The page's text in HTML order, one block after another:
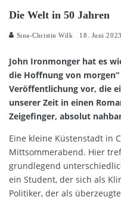
Die Welt in 50 Jahren
Sina-Christin Wilk 18. Juni 2023
John Ironmonger hat es
die Hoffnung von
Veröffentlichung vor, die
unserer Zeit in einen
Zeigefinger, absolut
Eine kleine Küstenstadt in
Mittsommerabend. Hier
grundlegend
ein Student, der sich als
Politiker, der als